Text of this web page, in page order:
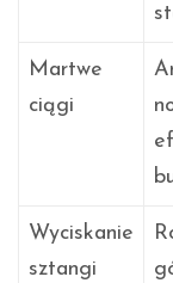
Martwe
ciągi
Wyciskanie
sztangi